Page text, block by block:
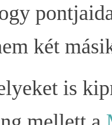
két
is